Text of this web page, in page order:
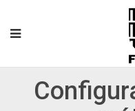
Panneau de gestion des